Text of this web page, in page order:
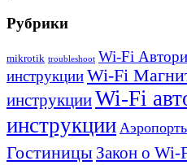
Рубрики
mikrotik troubleshoot Wi-Fi
инструкцииWi-Fi
инструкцииWi-Fi
инструкции
Гостиницы Закон о Wi-